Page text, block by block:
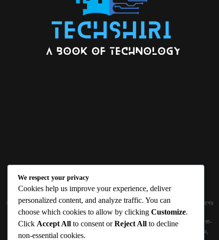
ABOUT US
জ্ঞান বিজ্ঞানের উৎকর্ষ আমাদের প্রভাবিত করে। আলোকিত করে। সেই আলো কে ধারণ কর দেশ ও বিদেশের
তথ্যপ্রযুক্তির অতিসাম্প্রতিক খবরাখবর পাঠকের হাতের মুঠোয় দিতে চায় টেকসিঁড়ি ডট কম।
প্রকাশক ও নির্বাহী সম্পাদকঃ সামিউল হক সুমন ১৮৮/১ (২য় তলা), ইনার সার্কুলার রোড, আরামবাগ, ঢাকা-
techshiribd@gmail.com
We respect your privacy
Cookies help us improve your experience, deliver
personalized content, and analyze traffic. You can
choose which cookies to allow by clicking Customize.
Click Accept All to consent orReject All to decline
non-essential cookies.